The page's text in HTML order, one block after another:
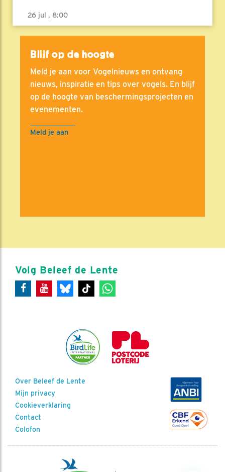
26 jul , 8:00
Blijf op de hoogte
Meld je aan voor Vogelnieuws en ontvang
nieuws, inspiratie en tips over vogels. En blijf
op de hoogte van beschermingsprojecten en
evenementen.
Meld je aan
Volg Beleef de Lente
Over Beleef de Lente
Mijn privacy
Cookieverklaring
Contact
Colofon